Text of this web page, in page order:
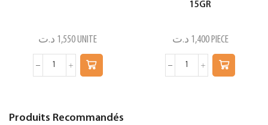
1,550 د.ت UNITE
15GR
1,400 د.ت PIECE
Produits Recommandés